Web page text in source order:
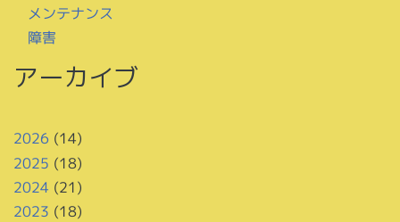
メンテナンス
障害
アーカイブ
2026 (14)
2025 (18)
2024 (21)
2023 (18)